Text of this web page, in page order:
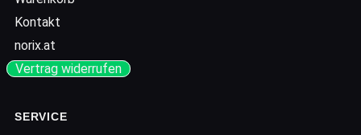
Kontakt
norix.at
Vertrag widerrufen
SERVICE